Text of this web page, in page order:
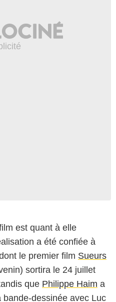
est quant à elle
a été confiée à
le premier film Sueurs
sortira le 24 juillet
que Philippe Haim a
dessinée avec Luc